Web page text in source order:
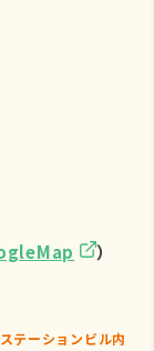
）
テーションビル内